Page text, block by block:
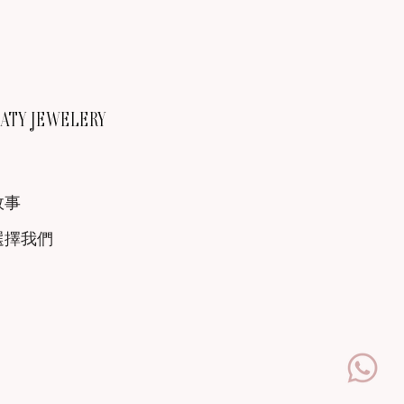
JEWELERY
事
擇我們